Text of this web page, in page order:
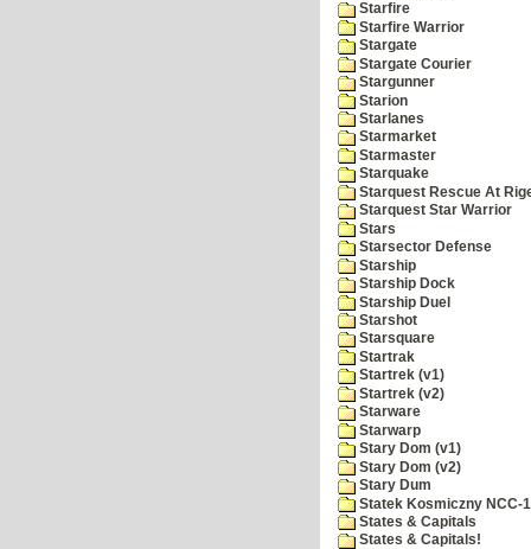
Starfire
Starfire Warrior
Stargate
Stargate Courier
Stargunner
Starion
Starlanes
Starmarket
Starmaster
Starquake
Starquest Rescue At
Starquest Star Warrior
Stars
Starsector Defense
Starship
Starship Dock
Starship Duel
Starshot
Starsquare
Startrak
Startrek (v1)
Startrek (v2)
Starware
Starwarp
Stary Dom (v1)
Stary Dom (v2)
Stary Dum
Statek Kosmiczny NCC-
States & Capitals
States & Capitals!